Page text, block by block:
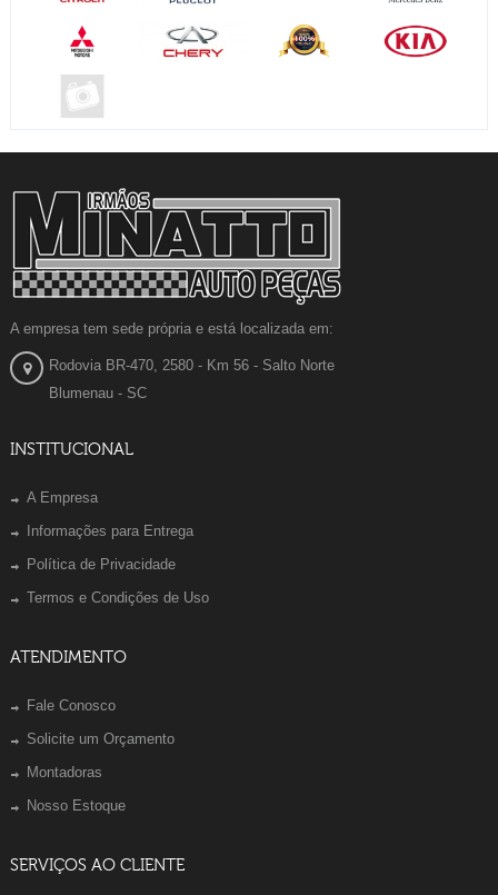
A empresa tem sede própria e está localizada em:
Rodovia BR-470, 2580 - Km 56 - Salto Norte
Blumenau - SC
INSTITUCIONAL
A Empresa
Informações para Entrega
Política de Privacidade
Termos e Condições de Uso
ATENDIMENTO
Fale Conosco
Solicite um Orçamento
Montadoras
Nosso Estoque
SERVIÇOS AO CLIENTE